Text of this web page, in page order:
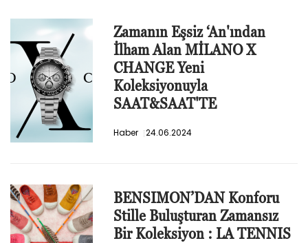
Zamanın Eşsiz ‘An'ından
İlham Alan MİLANO X
CHANGE Yeni
Koleksiyonuyla
SAAT&SAAT'TE
Haber 24.06.2024
BENSIMON’DAN Konforu
Stille Buluşturan Zamansız
Bir Koleksiyon : LA TENNIS